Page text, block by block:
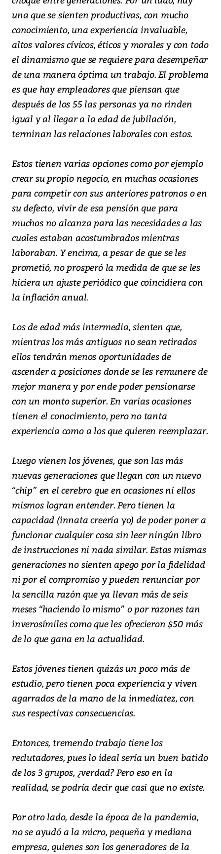
una que se sienten productivas, con mucho
conocimiento, una experiencia invaluable,
altos valores cívicos, éticos y morales y con todo
el dinamismo que se requiere para desempeñar
de una manera óptima un trabajo. El problema
es que hay empleadores que piensan que
después de los 55 las personas ya no rinden
igual y al llegar a la edad de jubilación,
terminan las relaciones laborales con estos.
Estos tienen varias opciones como por ejemplo
crear su propio negocio, en muchas ocasiones
para competir con sus anteriores patronos o en
su defecto, vivir de esa pensión que para
muchos no alcanza para las necesidades a las
cuales estaban acostumbrados mientras
laboraban. Y encima, a pesar de que se les
prometió, no prosperó la medida de que se les
hiciera un ajuste periódico que coincidiera con
la inflación anual.
Los de edad más intermedia, sienten que,
mientras los más antiguos no sean retirados
ellos tendrán menos oportunidades de
ascender a posiciones donde se les remunere de
mejor manera y por ende poder pensionarse
con un monto superior. En varias ocasiones
tienen el conocimiento, pero no tanta
experiencia como a los que quieren reemplazar.
Luego vienen los jóvenes, que son las más
nuevas generaciones que llegan con un nuevo
“chip” en el cerebro que en ocasiones ni ellos
mismos logran entender. Pero tienen la
capacidad (innata creería yo) de poder poner a
funcionar cualquier cosa sin leer ningún libro
de instrucciones ni nada similar. Estas mismas
generaciones no sienten apego por la fidelidad
ni por el compromiso y pueden renunciar por
la sencilla razón que ya llevan más de seis
meses “haciendo lo mismo” o por razones tan
inverosímiles como que les ofrecieron $50 más
de lo que gana en la actualidad.
Estos jóvenes tienen quizás un poco más de
estudio, pero tienen poca experiencia y viven
agarrados de la mano de la inmediatez, con
sus respectivas consecuencias.
Entonces, tremendo trabajo tiene los
reclutadores, pues lo ideal sería un buen batido
de los 3 grupos, ¿verdad? Pero eso en la
realidad, se podría decir que casi que no existe.
Por otro lado, desde la época de la pandemia,
no se ayudó a la micro, pequeña y mediana
empresa, quienes son los generadores de la